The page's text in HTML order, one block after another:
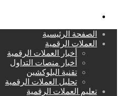
الصفحة الرئيسية
العملات الرقمية
أخبار العملات الرقمية
أخبار منصات التداول
تقنية البلوكشين
تحليل العملات الرقمية
تعليم العملات الرقمية